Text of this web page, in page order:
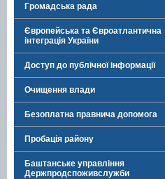
Громадська рада
Європейська та Євроатлантична
інтеграція України
Доступ до публічної інформації
Очищення влади
Безоплатна правнича допомога
Пробація району
Баштанське управління
Держпродспоживслужби